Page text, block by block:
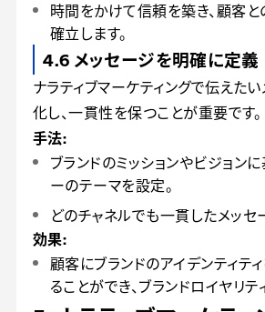
時間をかけて信頼を築き、顧客
確立します。
4.6 メッセージを明確に定義
ナラティブマーケティングで伝えた
化し、一貫性を保つことが重要です。
手法:
ブランドのミッションやビジョン
ーのテーマを設定。
どのチャネルでも一貫したメッセ
効果:
顧客にブランドのアイデンティテ
ることができ、ブランドロイヤリテ